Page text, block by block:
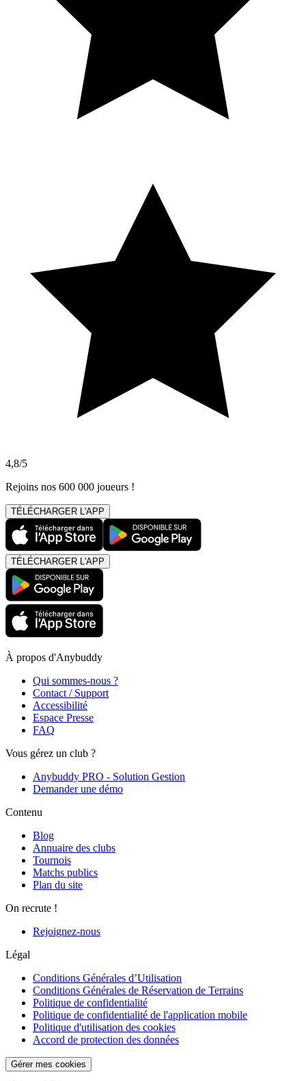
4,8/5
Rejoins nos 600 000 joueurs !
TÉLÉCHARGER L'APP
TÉLÉCHARGER L'APP
À propos d'Anybuddy
Qui sommes-nous ?
Contact / Support
Accessibilité
Espace Presse
FAQ
Vous gérez un club ?
Anybuddy PRO - Solution Gestion
Demander une démo
Contenu
Blog
Annuaire des clubs
Tournois
Matchs publics
Plan du site
On recrute !
Rejoignez-nous
Légal
Conditions Générales d’Utilisation
Conditions Générales de Réservation de Terrains
Politique de confidentialité
Politique de confidentialité de l'application mobile
Politique d'utilisation des cookies
Accord de protection des données
Gérer mes cookies